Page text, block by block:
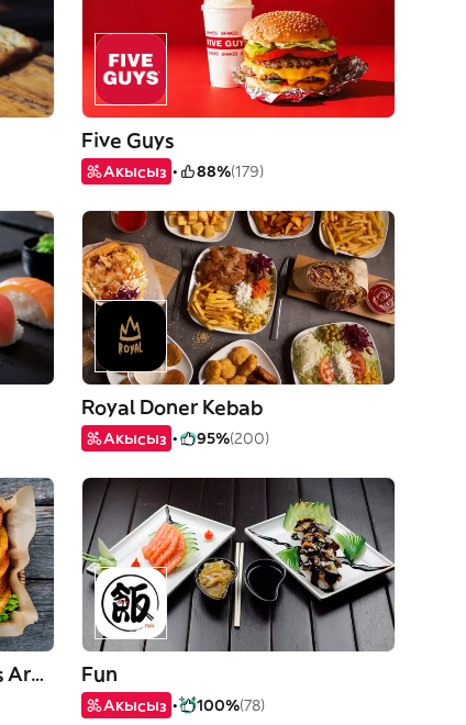
Five Guys
Акысыз 88%(179)
Royal Doner Kebab
Акысыз 95%(200)
Samar Pizzas & Empanadas Argentinas Fun
Акысыз 100%(78)